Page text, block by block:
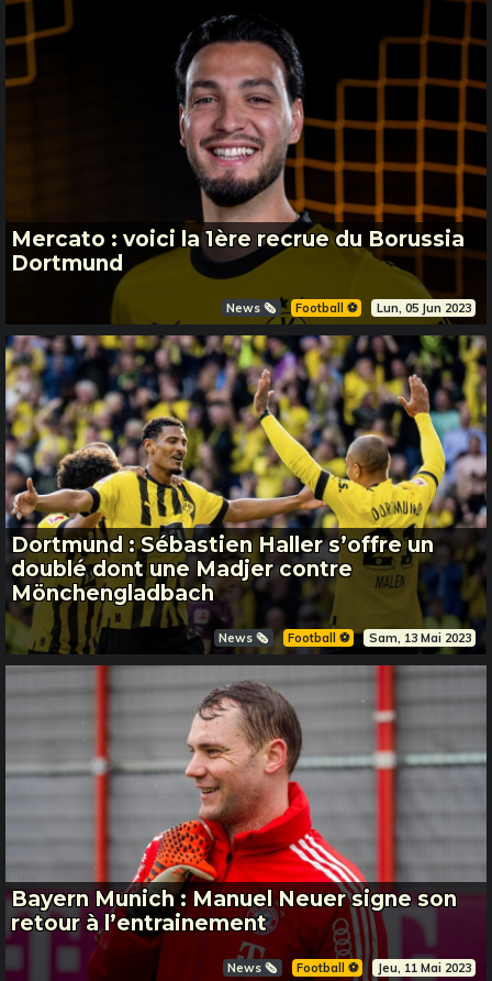
Mercato : voici la 1ère recrue du Borussia
Dortmund
News 🗞️ Football ⚽️ Lun, 05 Jun 2023
Dortmund : Sébastien Haller s’offre un
doublé dont une Madjer contre
Mönchengladbach
News 🗞️ Football ⚽️ Sam, 13 Mai 2023
Bayern Munich : Manuel Neuer signe son
retour à l’entrainement
News 🗞️ Football ⚽️ Jeu, 11 Mai 2023